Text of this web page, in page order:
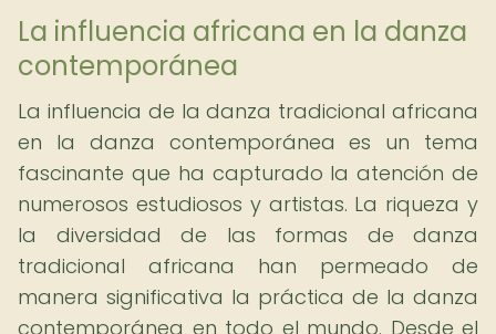
La influencia africana en la danza
contemporánea
La influencia de la danza tradicional africana
en la danza contemporánea es un tema
fascinante que ha capturado la atención de
numerosos estudiosos y artistas. La riqueza y
la diversidad de las formas de danza
tradicional africana han permeado de
manera significativa la práctica de la danza
contemporánea en todo el mundo. Desde el